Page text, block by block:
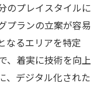
のプレイスタイルに
プランの立案が容易
なるエリアを特定
、着実に技術を向上
、デジタル化された